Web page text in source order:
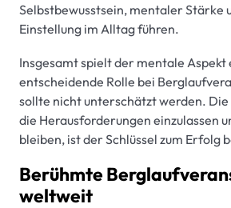
Selbstbewusstsein, mentaler Stärke
Einstellung im Alltag führen.
Insgesamt spielt der mentale Aspekt
entscheidende Rolle bei
sollte nicht unterschätzt werden. Die
die Herausforderungen einzulassen
bleiben, ist der Schlüssel zum Erfolg
Berühmte
weltweit